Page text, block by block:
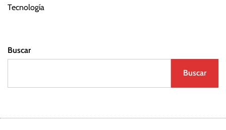
Tecnología
Buscar
Buscar